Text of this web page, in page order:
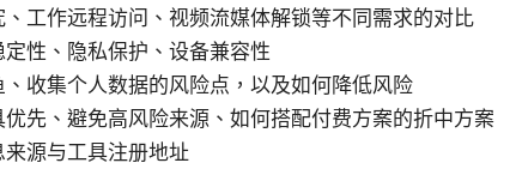
工作远程访问、视频流媒体解锁等不同需求的对比
性、隐私保护、设备兼容性
收集个人数据的风险点，以及如何降低风险
先、避免高风险来源、如何搭配付费方案的折中方案
源与工具注册地址